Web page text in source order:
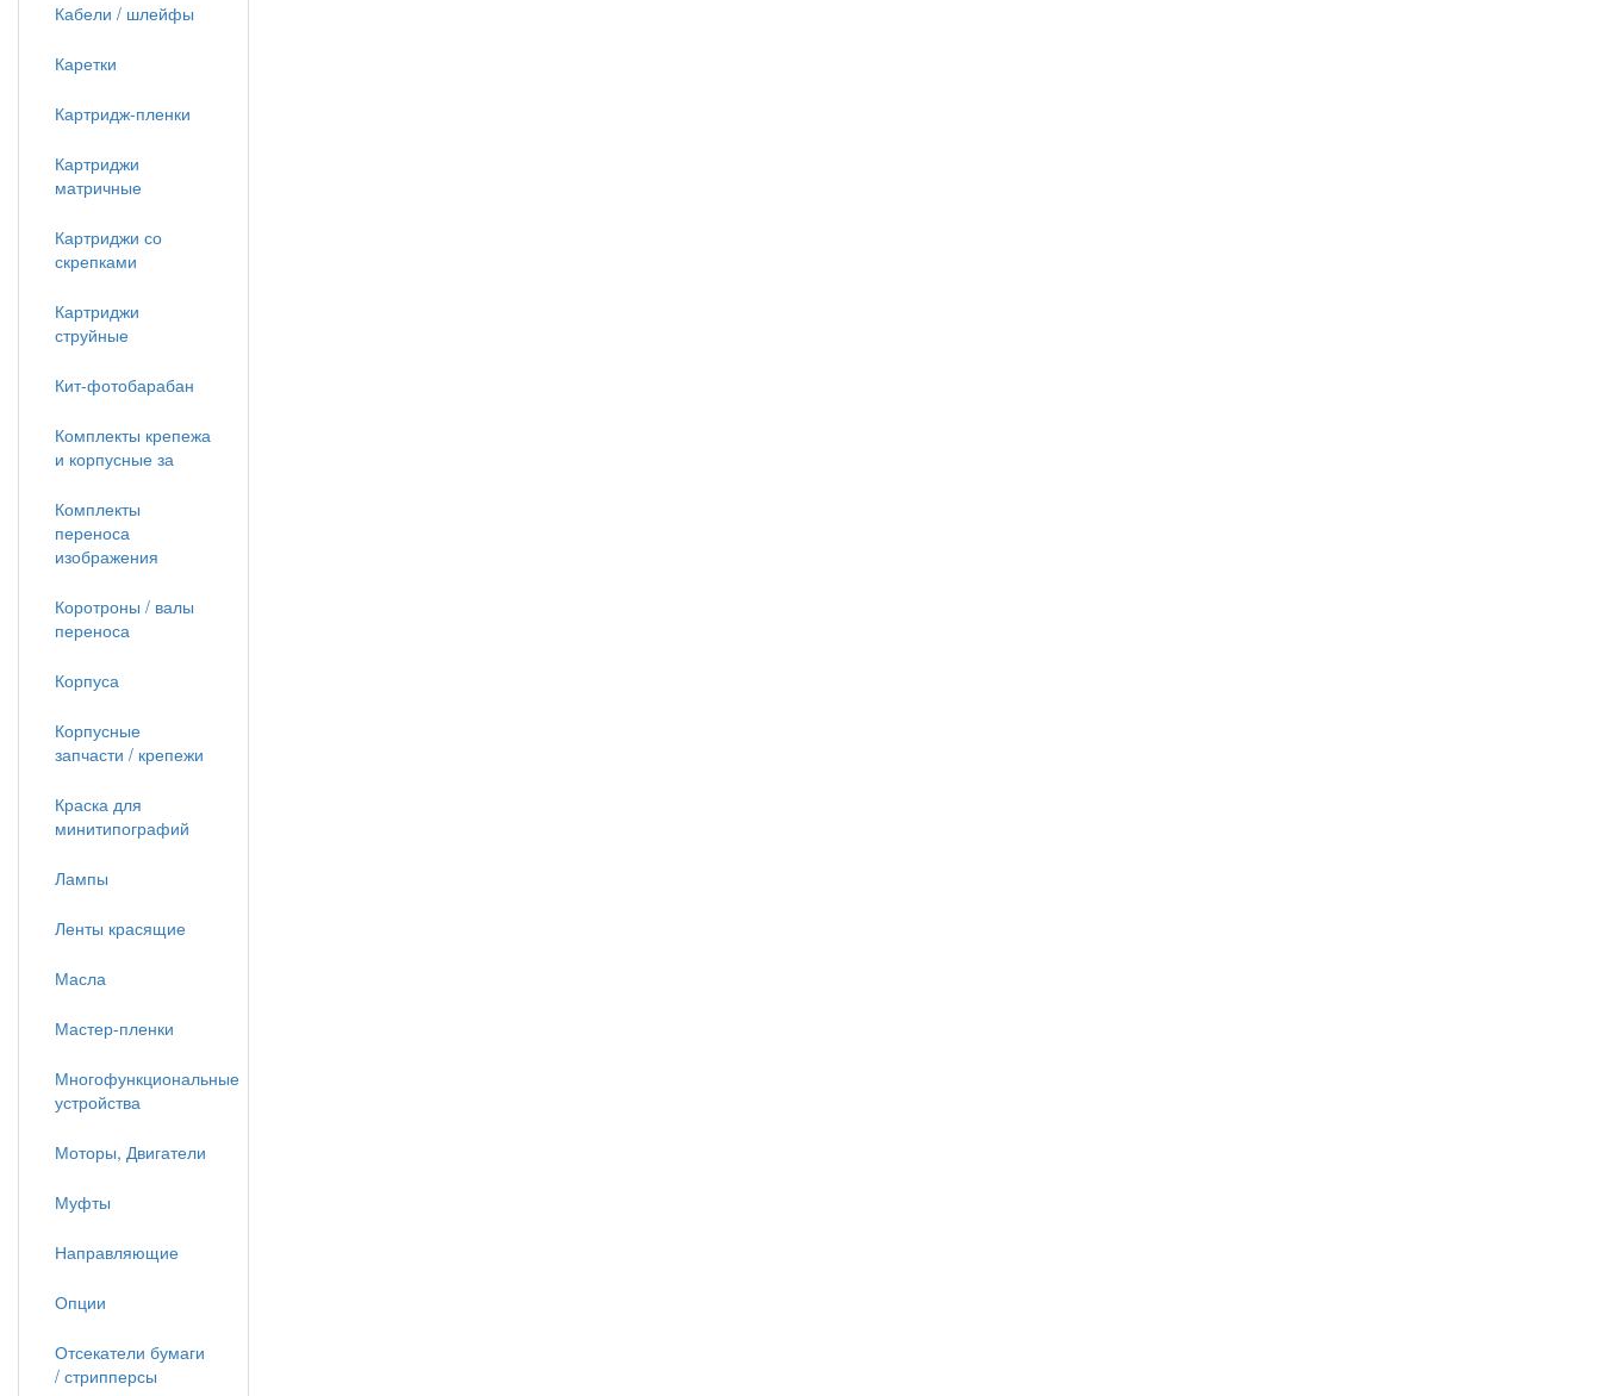
Кабели / шлейфы
Каретки
Картридж-пленки
Картриджи
матричные
Картриджи со
скрепками
Картриджи
струйные
Кит-фотобарабан
Комплекты крепежа
и корпусные за
Комплекты
переноса
изображения
Коротроны / валы
переноса
Корпуса
Корпусные
запчасти / крепежи
Краска для
минитипографий
Лампы
Ленты красящие
Масла
Мастер-пленки
Многофункциональные
устройства
Моторы, Двигатели
Муфты
Направляющие
Опции
Отсекатели бумаги
/ стрипперсы